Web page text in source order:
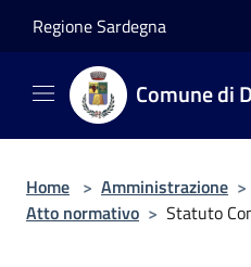
Regione Sardegna
Comune di
Home > Amministrazione >
Atto normativo > Statuto